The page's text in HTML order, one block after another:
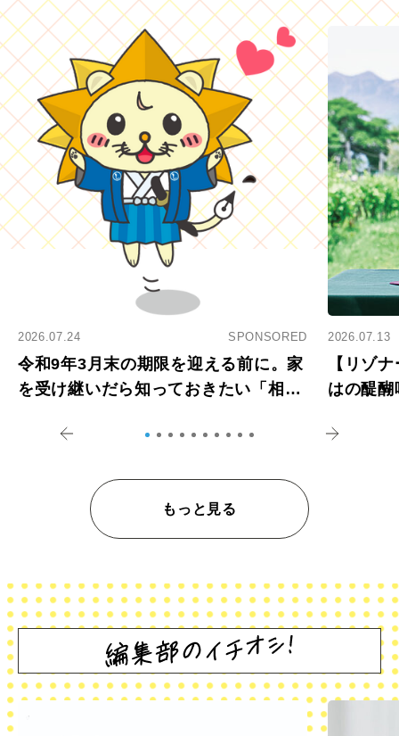
2026.07.24 SPONSORED
令和9年3月末の期限を迎える前に。家
を受け継いだら知っておきたい「相続
2026.07.13
【リゾ
はの醍
もっと見る